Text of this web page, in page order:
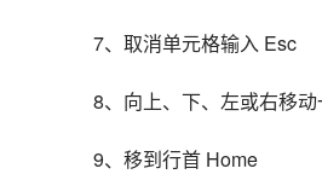
7、取消单元格输入 Esc
8、向上、下、左或右移
9、移到行首 Home